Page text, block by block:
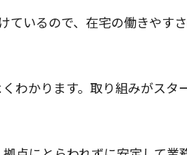
いるので、在宅の働きやす
わかります。取り組みがス